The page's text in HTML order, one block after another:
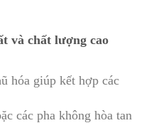
và chất lượng cao
hóa giúp kết hợp các
các pha không hòa tan